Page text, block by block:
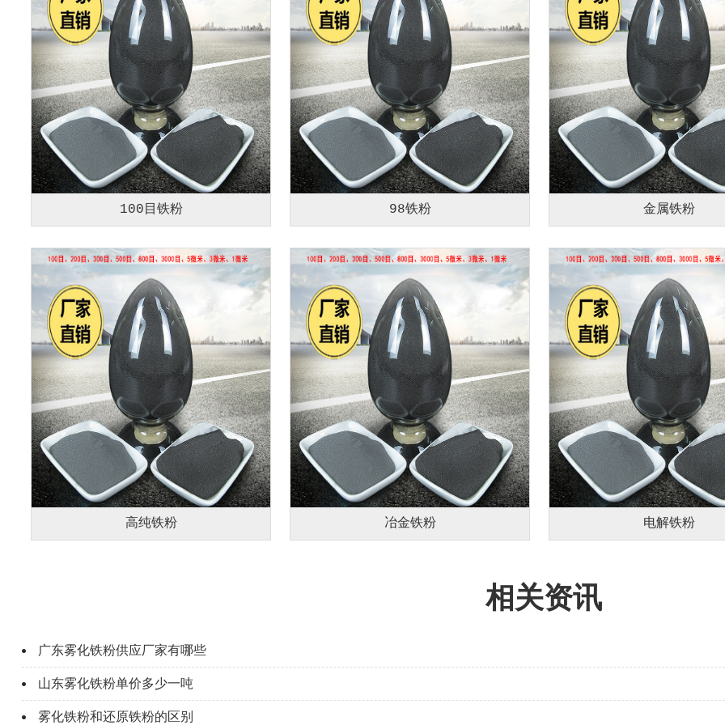
100目铁粉 98铁粉 金属铁粉
高纯铁粉 冶金铁粉 电解铁粉
相关资讯
广东雾化铁粉供应厂家有哪些
山东雾化铁粉单价多少一吨
雾化铁粉和还原铁粉的区别